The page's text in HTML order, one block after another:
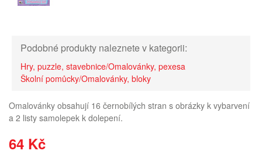
Podobné produkty naleznete v kategorii:
Hry, puzzle, stavebnice/Omalovánky, pexesa
Školní pomůcky/Omalovánky, bloky
Omalovánky obsahují 16 černobílých stran s obrázky k vybarvení
a 2 listy samolepek k dolepení.
64 Kč